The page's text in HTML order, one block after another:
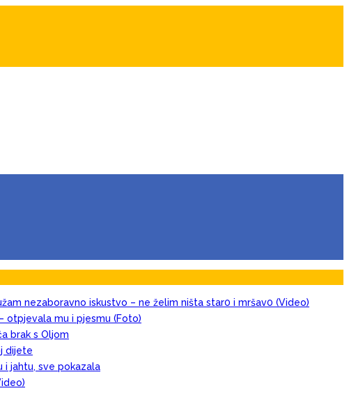
nezaboravno iskustvo – ne želim ništa star0 i mršav0 (Video)
otpjevala mu i pjesmu (Foto)
brak s Oljom
dijete
i jahtu, sve pokazala